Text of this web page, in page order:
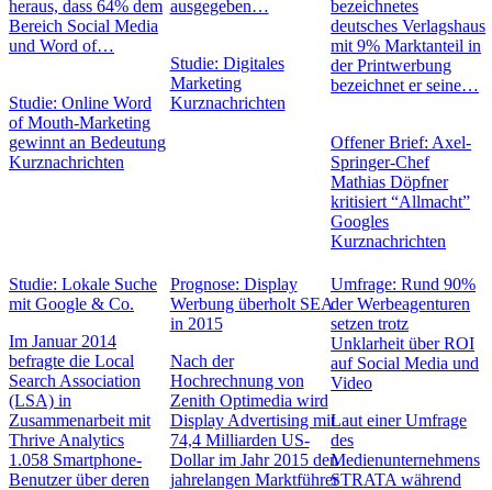
heraus, dass 64% dem
Bereich Social Media
und Word of…
Studie: Online Word
of Mouth-Marketing
gewinnt an Bedeutung
Kurznachrichten
ausgegeben…
Studie: Digitales
Marketing
Kurznachrichten
bezeichnetes
deutsches Verlagshaus
mit 9% Marktanteil in
der Printwerbung
bezeichnet er seine…
Offener Brief: Axel-
Springer-Chef
Mathias Döpfner
kritisiert “Allmacht”
Googles
Kurznachrichten
Studie: Lokale Suche
mit Google & Co.
Im Januar 2014
befragte die Local
Search Association
(LSA) in
Zusammenarbeit mit
Thrive Analytics
1.058 Smartphone-
Benutzer über deren
Prognose: Display
Werbung überholt SEA
in 2015
Nach der
Hochrechnung von
Zenith Optimedia wird
Display Advertising mit
74,4 Milliarden US-
Dollar im Jahr 2015 den
jahrelangen Marktführer
Umfrage: Rund 90%
der Werbeagenturen
setzen trotz
Unklarheit über ROI
auf Social Media und
Video
Laut einer Umfrage
des
Medienunternehmens
STRATA während